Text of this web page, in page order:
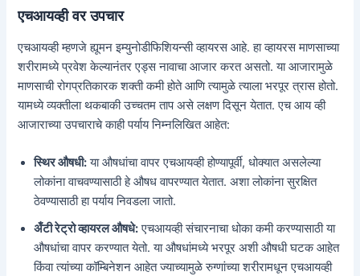
एचआयव्ही वर उपचार
एचआयव्ही म्हणजे ह्यूमन इम्युनोडीफिशियन्सी व्हायरस आहे. हा व्हायरस माणसाच्या
शरीरामध्ये प्रवेश केल्यानंतर एड्स नावाचा आजार करत असतो. या आजारामुळे
माणसाची रोगप्रतिकारक शक्ती कमी होते आणि त्यामुळे त्याला भरपूर त्रास होतो.
यामध्ये व्यक्तीला थकबाकी उच्चतम ताप असे लक्षण दिसून येतात. एच आय व्ही
आजाराच्या उपचाराचे काही पर्याय निम्नलिखित आहेत:
स्थिर औषधी:या औषधांचा वापर एचआयव्ही होण्यापूर्वी, धोक्यात असलेल्या
लोकांना वाचवण्यासाठी हे औषध वापरण्यात येतात. अशा लोकांना सुरक्षित
ठेवण्यासाठी हा पर्याय निवडला जातो.
अँटी रेट्रो व्हायरल औषधे:एचआयव्ही संचारनाचा धोका कमी करण्यासाठी या
औषधांचा वापर करण्यात येतो. या औषधांमध्ये भरपूर अशी औषधी घटक आहेत
किंवा त्यांच्या कॉम्बिनेशन आहेत ज्याच्यामुळे रुग्णांच्या शरीरामधून एचआयव्ही